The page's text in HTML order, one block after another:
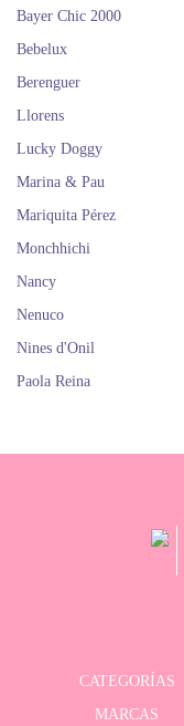
Bayer Chic 2000
Bebelux
Berenguer
Llorens
Lucky Doggy
Marina & Pau
Mariquita Pérez
Monchhichi
Nancy
Nenuco
Nines d'Onil
Paola Reina
CATEGORÍAS
MARCAS